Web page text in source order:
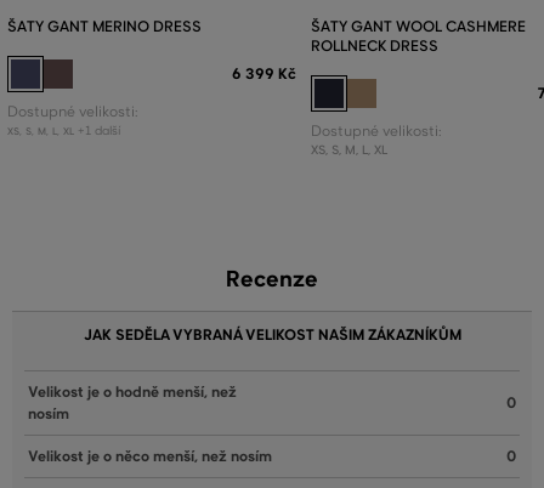
ŠATY GANT MERINO DRESS
6 399 Kč
Dostupné velikosti:
XS S M L XL +1 další
ŠATY GANT WOOL CASHMERE
ROLLNECK DRESS
Dostupné velikosti:
XS, S, M, L, XL
Recenze
JAK SEDĚLA VYBRANÁ VELIKOST NAŠIM ZÁKAZNÍKŮM
Velikost je o hodně menší, než
nosím
0
Velikost je o něco menší, než nosím 0